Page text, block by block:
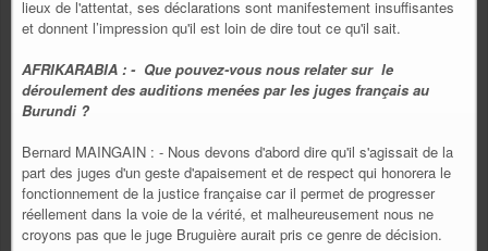
lieux de l'attentat, ses déclarations sont manifestement insuffisantes
et donnent l’impression qu'il est loin de dire tout ce qu'il sait.
AFRIKARABIA : - Que pouvez-vous nous relater sur le
déroulement des auditions menées par les juges français au
Burundi ?
Bernard MAINGAIN : - Nous devons d'abord dire qu'il s'agissait de la
part des juges d'un geste d'apaisement et de respect qui honorera le
fonctionnement de la justice française car il permet de progresser
réellement dans la voie de la vérité, et malheureusement nous ne
croyons pas que le juge Bruguière aurait pris ce genre de décision.